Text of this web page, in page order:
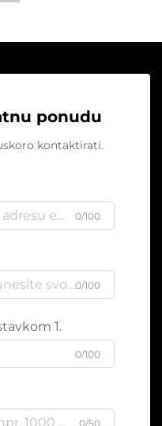
ponudu
kontaktirati.
0/100
0/100
1.
0/100
0/50